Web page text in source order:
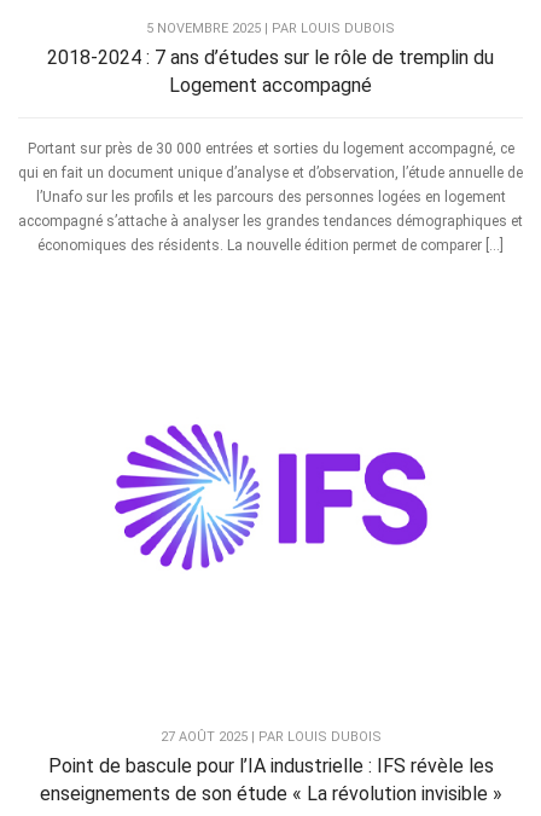
5 NOVEMBRE 2025 | PAR LOUIS DUBOIS
2018-2024 : 7 ans d’études sur le rôle de tremplin du
Logement accompagné
Portant sur près de 30 000 entrées et sorties du logement accompagné, ce
qui en fait un document unique d’analyse et d’observation, l’étude annuelle de
l’Unafo sur les profils et les parcours des personnes logées en logement
accompagné s’attache à analyser les grandes tendances démographiques et
économiques des résidents. La nouvelle édition permet de comparer […]
27 AOÛT 2025 | PAR LOUIS DUBOIS
Point de bascule pour l’IA industrielle : IFS révèle les
enseignements de son étude « La révolution invisible »